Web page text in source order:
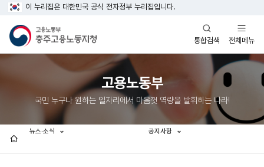
이 누리집은 대한민국 공식 전자정부 누리집입니다.
통합검색
열기
전체메뉴
열기
고용노동부
국민 누구나 원하는 일자리에서 마음껏 역량을 발휘하는 나라!
뉴스·소식 공지사항